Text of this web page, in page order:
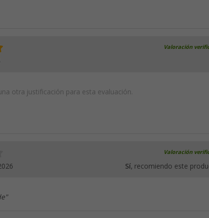
Valoración
otra justificación para esta evaluación.
Valoración
Sí, recomiendo este